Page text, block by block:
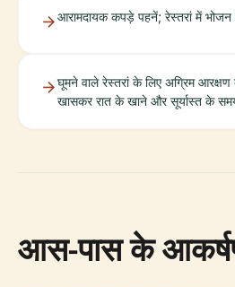
आरामदायक कपड़े पहनें; रेस्तरां में
घूमने वाले रेस्तरां के लिए अग्रिम आरक्षण
खासकर रात के खाने और सूर्यास्त के
आस-पास के